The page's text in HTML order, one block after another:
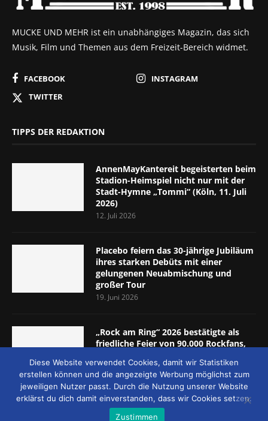
MUCKE UND MEHR ist ein unabhängiges Magazin, das sich
Musik, Film und Themen aus dem Freizeit-Bereich widmet.
FACEBOOK
INSTAGRAM
TWITTER
TIPPS DER REDAKTION
AnnenMayKantereit begeisterten beim
Stadion-Heimspiel nicht nur mit der
Stadt-Hymne „Tommi“ (Köln, 11. Juli
2026)
12. Juli 2026
Placebo feiern das 30-jährige Jubiläum
ihres starken Debüts mit einer
gelungenen Neuabmischung und
großer Tour
19. Juni 2026
„Rock am Ring“ 2026 bestätigte als
friedliche Feier von 90.000 Rockfans,
5.-7. Juni 2026)
8. Juni 2026
Diese Website verwendet Cookies, damit wir Statistiken
erstellen können und die angezeigte Werbung möglichst zum
jeweiligen Nutzer passt. Durch die Nutzung unserer Website
erklärst du dich damit einverstanden, dass wir Cookies setzen.
Zustimmen